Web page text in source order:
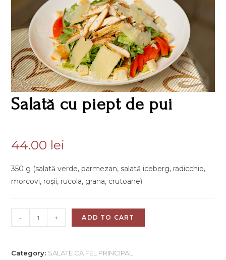
Salată cu piept de pui
44.00 lei
350 g (salată verde, parmezan, salată iceberg, radicchio,
morcovi, roșii, rucola, grana, crutoane)
- + ADD TO CART
Category: SALATE CA FEL PRINCIPAL